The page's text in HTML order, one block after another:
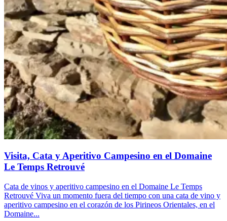
Visita, Cata y Aperitivo Campesino en el Domaine
Le Temps Retrouvé
Cata de vinos y aperitivo campesino en el Domaine Le Temps
Retrouvé Viva un momento fuera del tiempo con una cata de vino y
aperitivo campesino en el corazón de los Pirineos Orientales, en el
Domaine...